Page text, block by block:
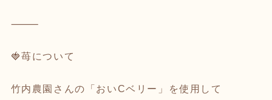
⸻
🍓苺について
竹内農園さんの「おいCベリー」を使用して